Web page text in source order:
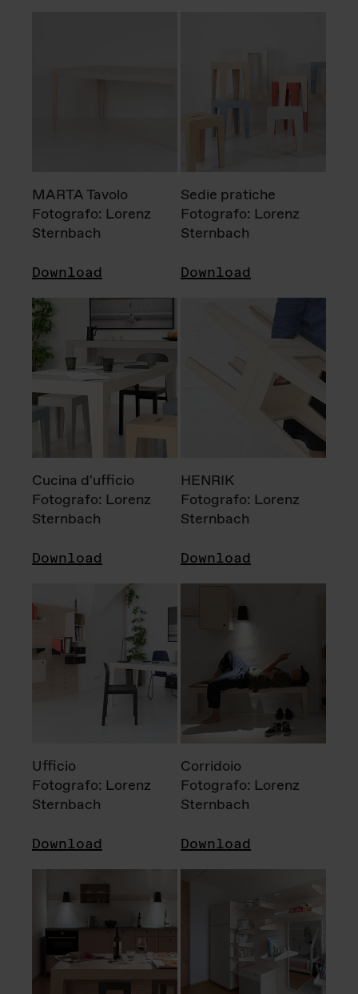
MARTA Tavolo
Fotografo: Lorenz
Sternbach
Download
Sedie pratiche
Fotografo: Lorenz
Sternbach
Download
Cucina d'ufficio
Fotografo: Lorenz
Sternbach
Download
HENRIK
Fotografo: Lorenz
Sternbach
Download
Ufficio
Fotografo: Lorenz
Sternbach
Download
Corridoio
Fotografo: Lorenz
Sternbach
Download